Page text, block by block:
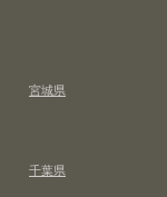
宮城県
千葉県